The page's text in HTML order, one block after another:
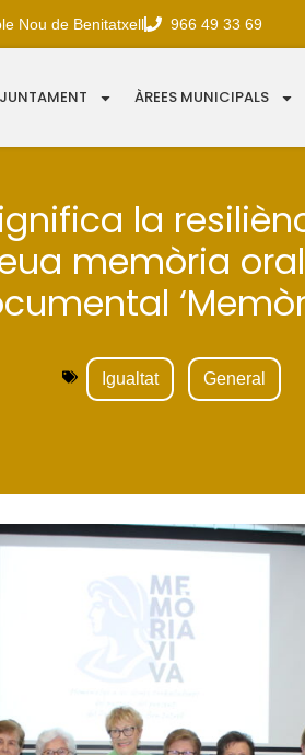
Nou de Benitatxell 966 49 33 69
ÀREES MUNICIPALS
la
memòria
Igualtat General